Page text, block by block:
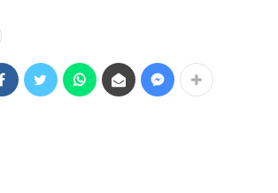
menjadi bagian dari
realisasi investasi